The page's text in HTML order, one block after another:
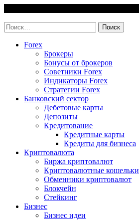
content
Найти:
Forex
Брокеры
Бонусы от брокеров
Советники Forex
Индикаторы Forex
Стратегии Forex
Банковский сектор
Дебетовые карты
Депозиты
Кредитование
Кредитные карты
Кредиты для бизнеса
Криптовалюта
Биржа криптовалют
Криптовалютные кошельки
Обменники криптовалют
Блокчейн
Стейкинг
Бизнес
Бизнес идеи